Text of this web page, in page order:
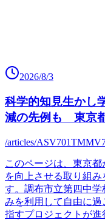
2026/8/3
科学的知見生かし
減の先例も 東京
/articles/
このページは、東京
を向上させる取り組
す。調布市立第四中
みを利用して自由に過
指すプロジェクトが